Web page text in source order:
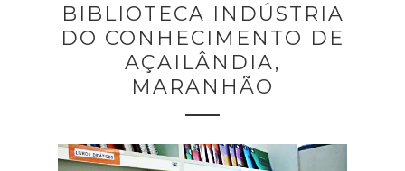
BIBLIOTECA INDÚSTRIA
DO CONHECIMENTO DE
AÇAILÂNDIA,
MARANHÃO